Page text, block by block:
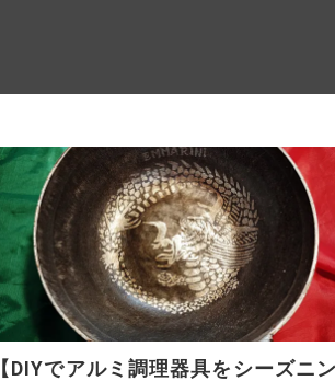
【DIYでアルミ調理器具をシーズニン